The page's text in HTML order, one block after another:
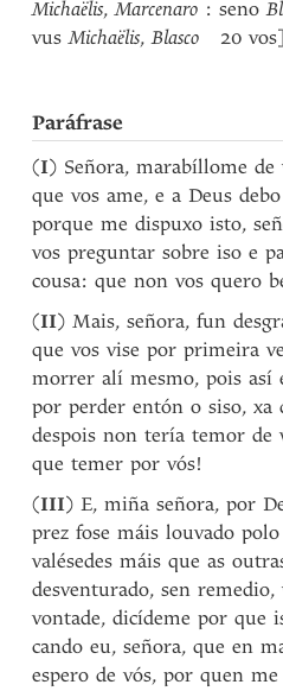
Michaëlis,Marcenaro : seno
vusMichaëlis,Blasco 20
Paráfrase
(I) Señora, marabíllome de
que vos ame, e a Deus
porque me dispuxo isto,
vos preguntar sobre iso e
cousa: que non vos quero
(II) Mais, señora, fun
que vos vise por primeira
morrer alí mesmo, pois así
por perder entón o siso, xa
despois non tería temor de
que temer por vós!
(III) E, miña señora, por
prez fose máis louvado
valésedes máis que as
desventurado, sen
vontade, dicídeme por que
cando eu, señora, que en
espero de vós, por quen